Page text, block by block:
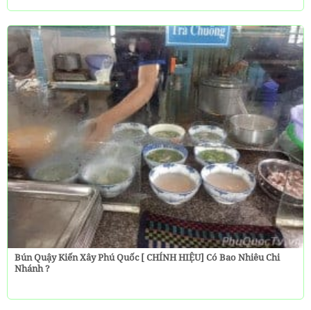
Bún Quậy Kiến Xây Phú Quốc [ CHÍNH HIỆU] Có Bao Nhiêu Chi
Nhánh ?